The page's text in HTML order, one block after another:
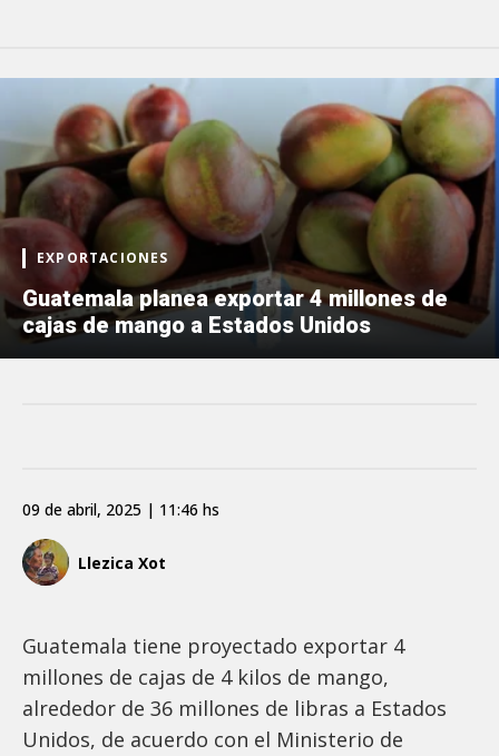
EXPORTACIONES
Guatemala planea exportar 4 millones de
cajas de mango a Estados Unidos
Llezica Xot
09 de abril, 2025 | 11:46 hs
Guatemala tiene proyectado exportar 4
millones de cajas de 4 kilos de mango,
alrededor de 36 millones de libras a Estados
Unidos, de acuerdo con el Ministerio de